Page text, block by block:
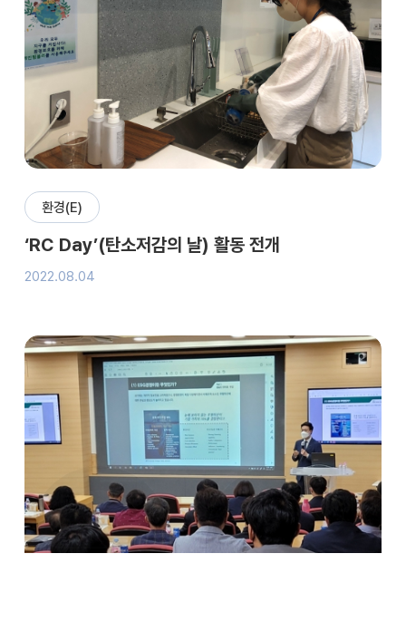
환경(E)
‘RC Day’(탄소저감의 날) 활동 전개
2022.08.04